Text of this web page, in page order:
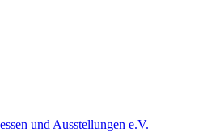
und Ausstellungen e.V.